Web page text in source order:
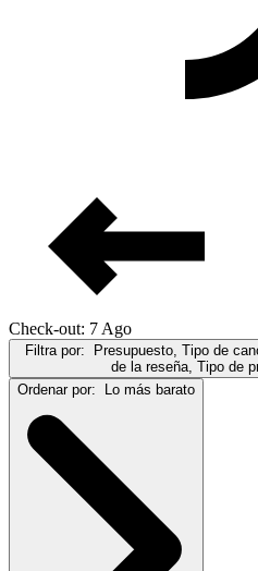
Check-out: 7 Ago
Filtra por: Presupuesto, Tipo de
de la reseña, Tipo de
Ordenar por: Lo más barato